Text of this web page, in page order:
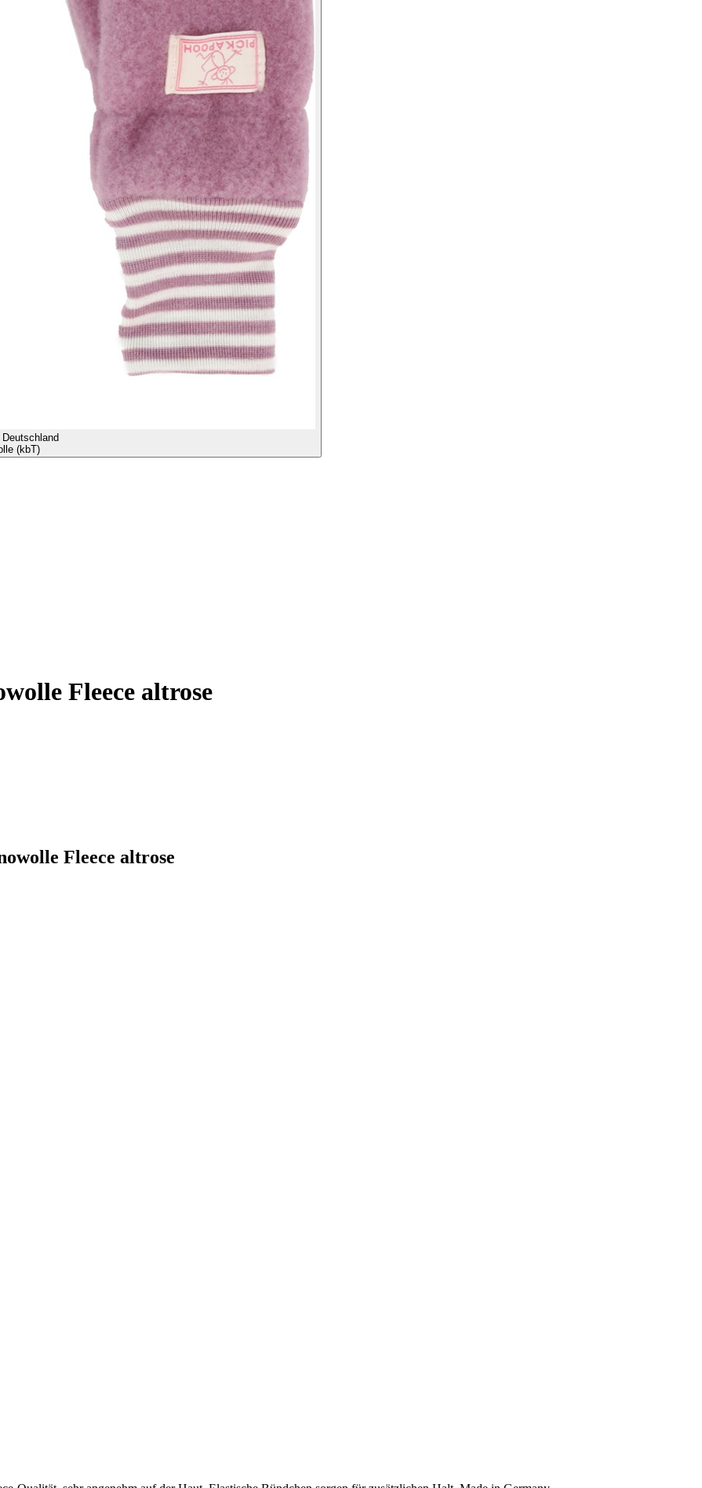
(kbT)
Fleece altrose
Fleece altrose